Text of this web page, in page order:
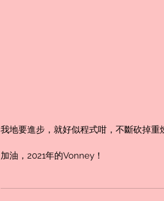
我地要進步，就好似程式咁，不斷砍掉重
加油，2021年的Vonney！